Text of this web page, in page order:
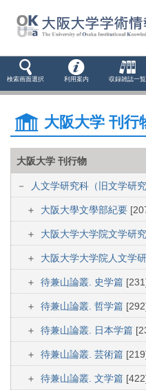
検索画面選択 利用案内 収録雑誌一覧
大阪大学 刊行
大阪大学 刊行物
人文学研究科（旧文学研
大阪大學文學部紀要
大阪大学大学院文学研
大阪大学大学院人文学
待兼山論叢. 史学篇
待兼山論叢. 哲学篇
待兼山論叢. 日本学篇
待兼山論叢. 芸術篇
待兼山論叢. 文学篇